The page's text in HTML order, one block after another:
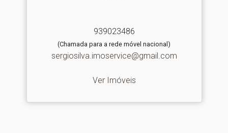
939023486
(Chamada para a rede móvel nacional)
sergiosilva.imoservice@gmail.com
Ver Imóveis